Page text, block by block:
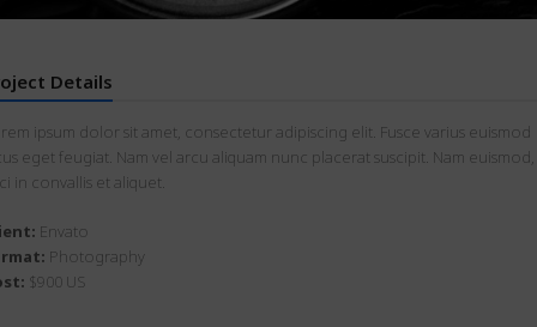
Details
ipsum dolor sit amet, consectetur adipiscing elit. Fusce varius euismod
eget feugiat. Nam vel arcu aliquam nunc placerat suscipit. Nam euismod,
in convallis et aliquet.
Envato
Photography
$900 US